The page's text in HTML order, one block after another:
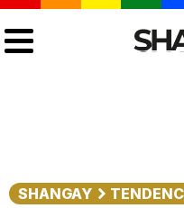
SHANGAY